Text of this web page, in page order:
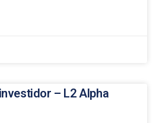
– L2 Alpha